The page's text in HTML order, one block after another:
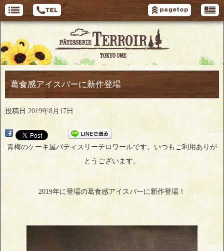
葛食感アイスバーに新作登場
投稿日 2019年8月17日
青梅のケーキ屋パティスリーテロワールです。いつもご利用ありが
とうございます。
2019年に登場の葛食感アイスバーに新作登場！